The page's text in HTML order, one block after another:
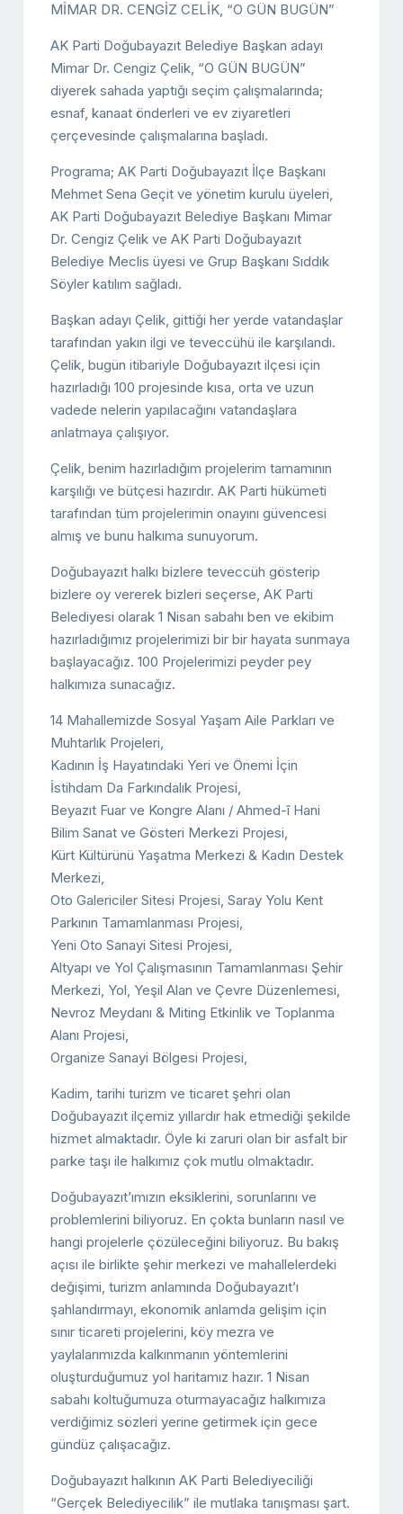
MİMAR DR. CENGİZ CELİK, “O GÜN BUGÜN”
AK Parti Doğubayazıt Belediye Başkan adayı
Mimar Dr. Cengiz Çelik, “O GÜN BUGÜN”
diyerek sahada yaptığı seçim çalışmalarında;
esnaf, kanaat önderleri ve ev ziyaretleri
çerçevesinde çalışmalarına başladı.
Programa; AK Parti Doğubayazıt İlçe Başkanı
Mehmet Sena Geçit ve yönetim kurulu üyeleri,
AK Parti Doğubayazıt Belediye Başkanı Mimar
Dr. Cengiz Çelik ve AK Parti Doğubayazıt
Belediye Meclis üyesi ve Grup Başkanı Sıddık
Söyler katılım sağladı.
Başkan adayı Çelik, gittiği her yerde vatandaşlar
tarafından yakın ilgi ve teveccühü ile karşılandı.
Çelik, bugün itibariyle Doğubayazıt ilçesi için
hazırladığı 100 projesinde kısa, orta ve uzun
vadede nelerin yapılacağını vatandaşlara
anlatmaya çalışıyor.
Çelik, benim hazırladığım projelerim tamamının
karşılığı ve bütçesi hazırdır. AK Parti hükümeti
tarafından tüm projelerimin onayını güvencesi
almış ve bunu halkıma sunuyorum.
Doğubayazıt halkı bizlere teveccüh gösterip
bizlere oy vererek bizleri seçerse, AK Parti
Belediyesi olarak 1 Nisan sabahı ben ve ekibim
hazırladığımız projelerimizi bir bir hayata sunmaya
başlayacağız. 100 Projelerimizi peyder pey
halkımıza sunacağız.
14 Mahallemizde Sosyal Yaşam Aile Parkları ve
Muhtarlık Projeleri,
Kadının İş Hayatındaki Yeri ve Önemi İçin
İstihdam Da Farkındalık Projesi,
Beyazıt Fuar ve Kongre Alanı / Ahmed-î Hani
Bilim Sanat ve Gösteri Merkezi Projesi,
Kürt Kültürünü Yaşatma Merkezi & Kadın Destek
Merkezi,
Oto Galericiler Sitesi Projesi, Saray Yolu Kent
Parkının Tamamlanması Projesi,
Yeni Oto Sanayi Sitesi Projesi,
Altyapı ve Yol Çalışmasının Tamamlanması Şehir
Merkezi, Yol, Yeşil Alan ve Çevre Düzenlemesi,
Nevroz Meydanı & Miting Etkinlik ve Toplanma
Alanı Projesi,
Organize Sanayi Bölgesi Projesi,
Kadim, tarihi turizm ve ticaret şehri olan
Doğubayazıt ilçemiz yıllardır hak etmediği şekilde
hizmet almaktadır. Öyle ki zaruri olan bir asfalt bir
parke taşı ile halkımız çok mutlu olmaktadır.
Doğubayazıt’ımızın eksiklerini, sorunlarını ve
problemlerini biliyoruz. En çokta bunların nasıl ve
hangi projelerle çözüleceğini biliyoruz. Bu bakış
açısı ile birlikte şehir merkezi ve mahallelerdeki
değişimi, turizm anlamında Doğubayazıt’ı
şahlandırmayı, ekonomik anlamda gelişim için
sınır ticareti projelerini, köy mezra ve
yaylalarımızda kalkınmanın yöntemlerini
oluşturduğumuz yol haritamız hazır. 1 Nisan
sabahı koltuğumuza oturmayacağız halkımıza
verdiğimiz sözleri yerine getirmek için gece
gündüz çalışacağız.
Doğubayazıt halkının AK Parti Belediyeciliği
“Gerçek Belediyecilik” ile mutlaka tanışması şart.